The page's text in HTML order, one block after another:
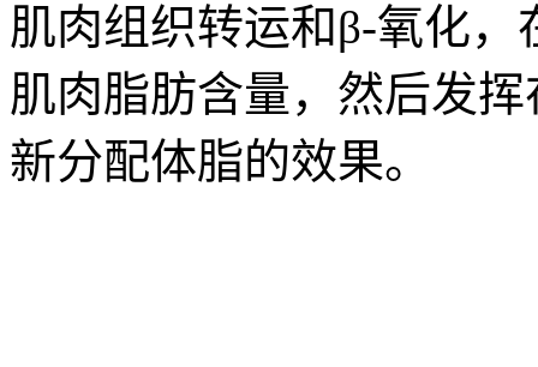
肌肉组织转运和β-氧化
肌肉脂肪含量，然后发
新分配体脂的效果。